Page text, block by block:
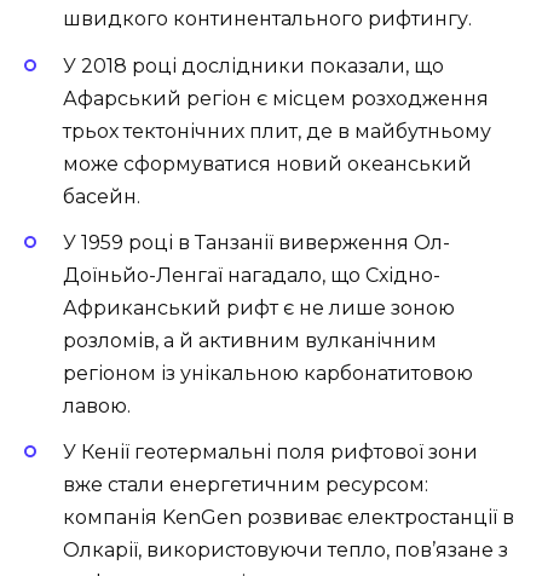
швидкого континентального рифтингу.
У 2018 році дослідники показали, що
Афарський регіон є місцем розходження
трьох тектонічних плит, де в майбутньому
може сформуватися новий океанський
басейн.
У 1959 році в Танзанії виверження Ол-
Доїньйо-Ленгаї нагадало, що Східно-
Африканський рифт є не лише зоною
розломів, а й активним вулканічним
регіоном із унікальною карбонатитовою
лавою.
У Кенії геотермальні поля рифтової зони
вже стали енергетичним ресурсом:
компанія KenGen розвиває електростанції в
Олкарії, використовуючи тепло, пов’язане з